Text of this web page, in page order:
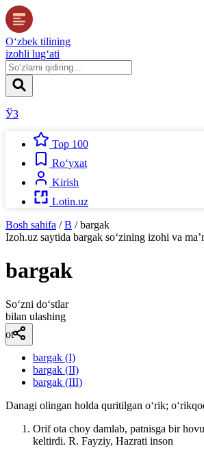
O‘zbek tilining
izohli lug‘ati
ЎЗ
Top 100
Ro‘yxat
Kirish
Lotin.uz
Bosh sahifa / B / bargak
Izoh.uz saytida bargak so‘zining izohi va
bargak
So‘zni do‘stlar
bilan ulashing
ot
bargak (I)
bargak (II)
bargak (III)
Danagi olingan holda quritilgan oʻrik;
Orif ota choy damlab, patnisga bir
keltirdi. R. Fayziy, Hazrati inson